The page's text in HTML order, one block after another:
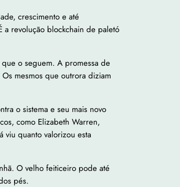
crescimento e até
a revolução blockchain de paletó
o seguem. A promessa de
mesmos que outrora diziam
o sistema e seu mais novo
como Elizabeth Warren,
viu quanto valorizou esta
O velho feiticeiro pode até
pés.